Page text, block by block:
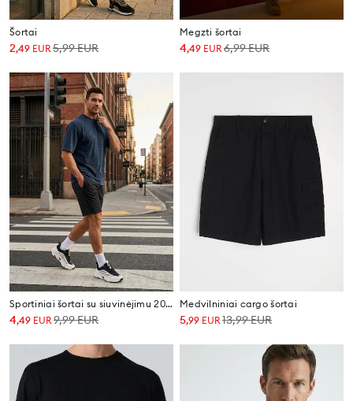
Šortai
2,49 EUR5,99EUR
Megzti šortai
4,49 EUR6,99EUR
Sportiniai šortai su siuvinėjimu 2020
4,49 EUR9,99EUR
Medvilniniai cargo šortai
5,99 EUR13,99EUR